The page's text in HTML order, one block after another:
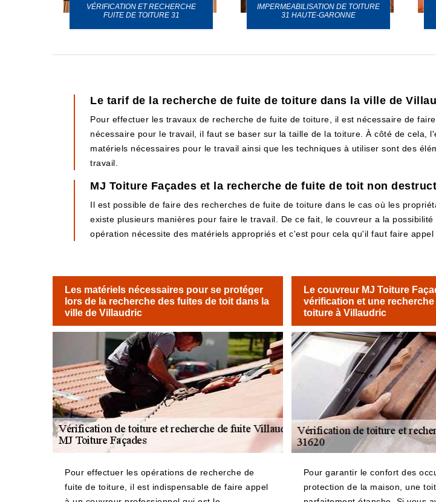
VÉRIFICATION ET RECHERCHE
FUITE DE TOITURE 31
IMPERMEABILISATION DE TOITURE
31 HAUTE-GARONNE
Le tarif de la recherche de fuite de toiture dans la ville de
Pour effectuer les travaux de recherche de fuite de toiture, il est nécessaire de
nécessaire pour le travail, il faut se baser sur la taille de la toiture. À côté de cela,
matériels nécessaires pour le travail ainsi que les techniques à utiliser sont des
travail.
MJ Toiture Façades et la recherche de fuite de toit non
Il est possible de faire des recherches de fuite de toiture dans le cas où les
existe plusieurs manières pour faire le travail. De ce fait, le couvreur a la
opération nécessite des matériels appropriés et c'est pour cela qu'il faut faire
Les matériels nécessaires pour se protéger
lors de la recherche des fuites de toit dans la
ville de Villaudric
Pour effectuer les opérations de recherche de
fuite de toiture, il est indispensable de faire appel
Le couvreur MJ Toiture
vérification et une recherche
toiture à Villaudric
Pour garantir le confort des
protection de la maison, une